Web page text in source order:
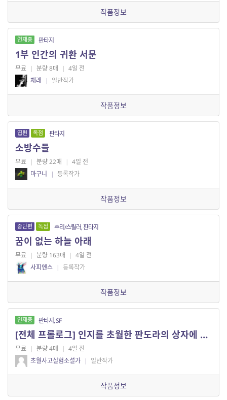
작품정보
연재중 판타지
1부 인간의 귀환 서문
무료 | 분량 8매 | 4일 전
채래
| 일반작가
작품정보
엽편 독점 판타지
소방수들
무료 | 분량 22매 | 4일 전
마구니
| 등록작가
작품정보
중단편 독점 추리/스릴러, 판타지
꿈이 없는 하늘 아래
무료 | 분량 163매 | 4일 전
사피엔스 | 등록작가
작품정보
연재중 판타지, SF
[전체 프롤로그] 인지를 초월한 판도라의 상자에 다가서다
무료 | 분량 4매 | 4일 전
초월사고실험소설가 | 일반작가
작품정보